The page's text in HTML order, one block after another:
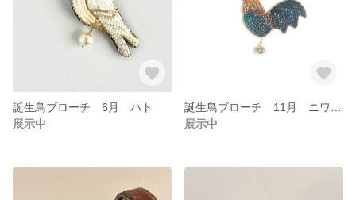
誕生鳥ブローチ 6月 ハト
展示中
展示中